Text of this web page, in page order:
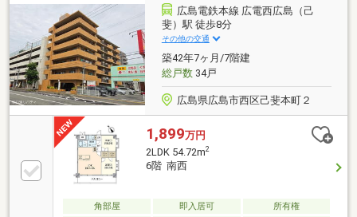
をご提案致します■ご縁を大切に！全力でサポート致
します■株式会社富士不動産販売■フリーダイヤル
0120-32-2882（通話料無料）■電話（082）292-6633■
ご質問やご相談等、何なりとお申し付け下さい♪
広島電鉄本線 広電西広島（己
斐）駅 徒歩8分
その他の交通
築42年7ヶ月/7階建
総戸数34戸
広島県広島市西区己斐本町２
1,899万円
2LDK 54.72m2
6階 南西
角部屋 即入居可
所有権